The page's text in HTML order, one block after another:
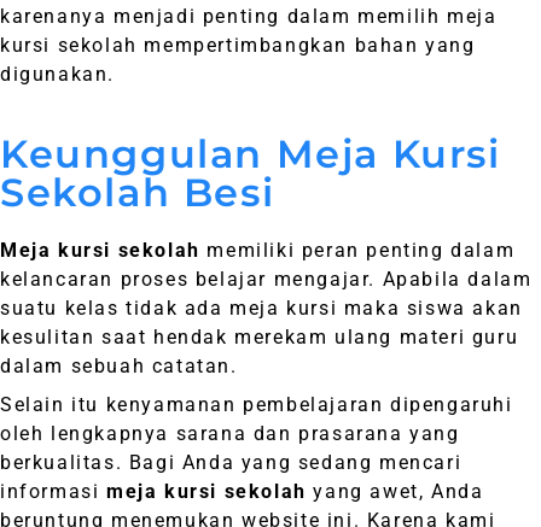
karenanya menjadi penting dalam memilih meja
kursi sekolah mempertimbangkan bahan yang
digunakan.
Keunggulan Meja Kursi
Sekolah Besi
Meja kursi sekolah memiliki peran penting dalam
kelancaran proses belajar mengajar. Apabila dalam
suatu kelas tidak ada meja kursi maka siswa akan
kesulitan saat hendak merekam ulang materi guru
dalam sebuah catatan.
Selain itu kenyamanan pembelajaran dipengaruhi
oleh lengkapnya sarana dan prasarana yang
berkualitas. Bagi Anda yang sedang mencari
informasi meja kursi sekolah yang awet, Anda
beruntung menemukan website ini. Karena kami